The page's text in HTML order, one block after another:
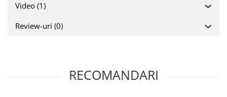
Video (1)
Review-uri (0)
RECOMANDARI